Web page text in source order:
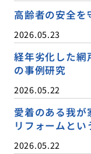
高齢者の安全を
2026.05.23
経年劣化した網
の事例研究
2026.05.22
愛着のある我が
リフォームとい
2026.05.22